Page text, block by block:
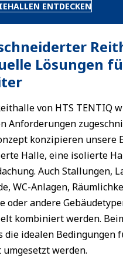
ENTDECKEN
Lösungen
von HTS TENTIQ
Anforderungen
konzipieren unsere
Halle, eine isolierte
Auch Stallungen,
WC-Anlagen,
oder andere
kombiniert werden.
die idealen Bedingungen
werden.